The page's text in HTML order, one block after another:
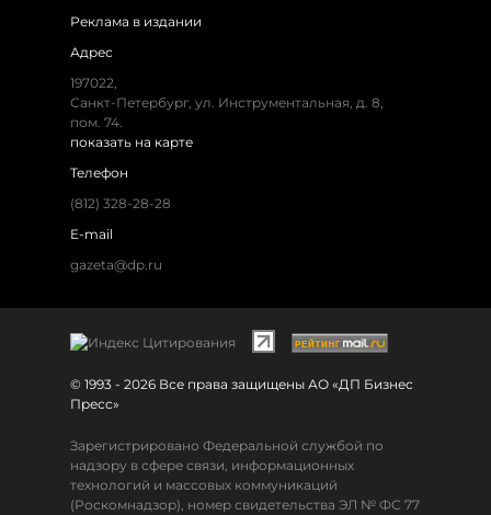
Реклама в издании
Адрес
197022,
Санкт-Петербург, ул. Инструментальная, д. 8,
пом. 74.
показать на карте
Телефон
(812) 328-28-28
E-mail
gazeta@dp.ru
© 1993 - 2026 Все права защищены АО «ДП Бизнес
Пресс»
Зарегистрировано Федеральной службой по
надзору в сфере связи, информационных
технологий и массовых коммуникаций
(Роскомнадзор), номер свидетельства ЭЛ № ФС 77